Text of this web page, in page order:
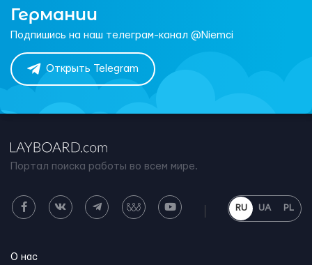
Германии
Подпишись на наш телеграм-канал @Niemci
Открыть Telegram
Портал поиска работы во всем мире.
RU UA PL
О нас